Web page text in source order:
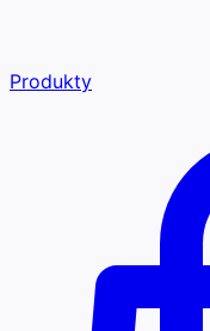
Produkty